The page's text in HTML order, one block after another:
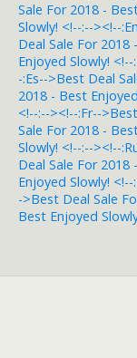
Sale For 2018 -
Slowly! <!--:--><!--
Deal Sale For 2018
Enjoyed Slowly! <!--
-:es-->Best Deal
2018 - Best
<!--:--><!--:fr--
Sale For 2018 -
Slowly! <!--:--><!--
Deal Sale For 2018
Enjoyed Slowly!
->Best Deal Sale
Best Enjoyed